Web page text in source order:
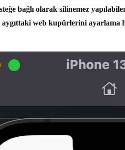
bağlı olarak silinemez
web kupürlerini